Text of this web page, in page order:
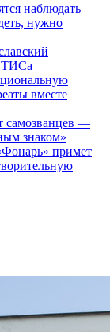
наблюдать
нужно
вместе
самозванцев —
знаком»
примет